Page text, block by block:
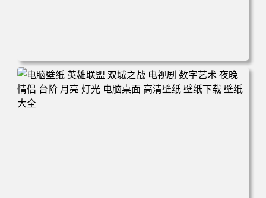
电脑壁纸 西游记之大圣归来 剧照 动漫 电影 孙悟空 大闹天
宫 电脑桌面 高清壁纸 壁纸下载 壁纸大全